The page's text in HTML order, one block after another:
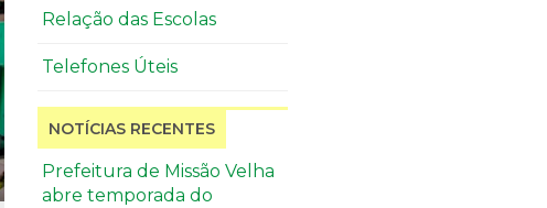
Relação das Escolas
Telefones Úteis
NOTÍCIAS RECENTES
Prefeitura de Missão Velha
abre temporada do